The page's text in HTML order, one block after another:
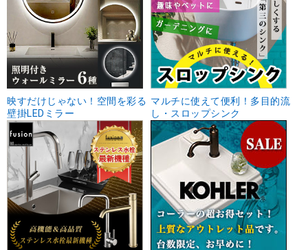
映すだけじゃない！空間を彩る
壁掛LEDミラー
マルチに使えて便利！多目的流
し・スロップシンク